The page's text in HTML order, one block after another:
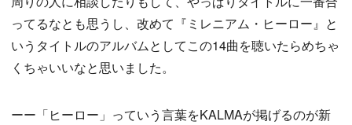
ってるなとも思うし、改めて『ミレニアム・ヒーロー』と
いうタイトルのアルバムとしてこの14曲を聴いたらめちゃ
くちゃいいなと思いました。
ーー「ヒーロー」っていう言葉をKALMAが掲げるのが新